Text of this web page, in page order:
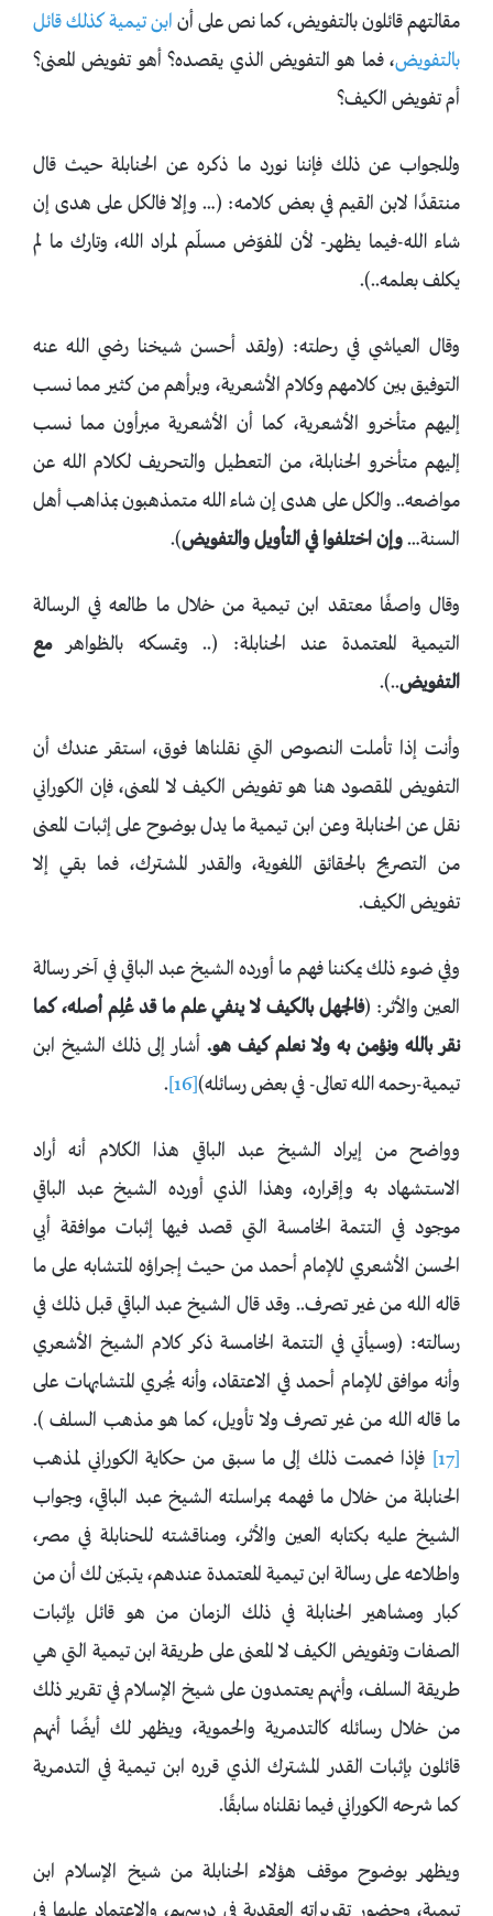
مقالتهم قائلون بالتفويض، كما نص على أن ابن تيمية كذلك قائل
بالتفويض، فما هو التفويض الذي يقصده؟ أهو تفويض المعنى؟
أم تفويض الكيف؟
وللجواب عن ذلك فإننا نورد ما ذكره عن الحنابلة حيث قال
منتقدًا لابن القيم في بعض كلامه: (… وإلا فالكل على هدى إن
شاء الله-فيما يظهر- لأن المفوّض مسلّم لمراد الله، وتارك ما لم
يكلف بعلمه..).
وقال العياشي في رحلته: (ولقد أحسن شيخنا رضي الله عنه
التوفيق بين كلامهم وكلام الأشعرية، وبرأهم من كثير مما نسب
إليهم متأخرو الأشعرية، كما أن الأشعرية مبرأون مما نسب
إليهم متأخرو الحنابلة، من التعطيل والتحريف لكلام الله عن
مواضعه.. والكل على هدى إن شاء الله متمذهبون بمذاهب أهل
السنة…وإن اختلفوا في التأويل والتفويض).
وقال واصفًا معتقد ابن تيمية من خلال ما طالعه في الرسالة
التيمية المعتمدة عند الحنابلة: (.. وتمسكه بالظواهرمع
التفويض..).
وأنت إذا تأملت النصوص التي نقلناها فوق، استقر عندك أن
التفويض المقصود هنا هو تفويض الكيف لا المعنى، فإن الكوراني
نقل عن الحنابلة وعن ابن تيمية ما يدل بوضوح على إثبات المعنى
من التصريح بالحقائق اللغوية، والقدر المشترك، فما بقي إلا
تفويض الكيف.
وفي ضوء ذلك يمكننا فهم ما أورده الشيخ عبد الباقي في آخر رسالة
العين والأثر: (فالجهل بالكيف لا ينفي علم ما قد عُلِم أصله، كما
نقر بالله ونؤمن به ولا نعلم كيف هو. أشار إلى ذلك الشيخ ابن
تيمية-رحمه الله تعالى- في بعض رسائله)[16]
.
وواضح من إيراد الشيخ عبد الباقي هذا الكلام أنه أراد
الاستشهاد به وإقراره، وهذا الذي أورده الشيخ عبد الباقي
موجود في التتمة الخامسة التي قصد فيها إثبات موافقة أبي
الحسن الأشعري للإمام أحمد من حيث إجراؤه المتشابه على ما
قاله الله من غير تصرف.. وقد قال الشيخ عبد الباقي قبل ذلك في
رسالته: (وسيأتي في التتمة الخامسة ذكر كلام الشيخ الأشعري
وأنه موافق للإمام أحمد في الاعتقاد، وأنه يُجري المتشابهات على
ما قاله الله من غير تصرف ولا تأويل، كما هو مذهب السلف ).
[17]
فإذا ضممت ذلك إلى ما سبق من حكاية الكوراني لمذهب
الحنابلة من خلال ما فهمه بمراسلته الشيخ عبد الباقي، وجواب
الشيخ عليه بكتابه العين والأثر، ومناقشته للحنابلة في مصر،
واطلاعه على رسالة ابن تيمية المعتمدة عندهم، يتبيّن لك أن من
كبار ومشاهير الحنابلة في ذلك الزمان من هو قائل بإثبات
الصفات وتفويض الكيف لا المعنى على طريقة ابن تيمية التي هي
طريقة السلف، وأنهم يعتمدون على شيخ الإسلام في تقرير ذلك
من خلال رسائله كالتدمرية والحموية، ويظهر لك أيضًا أنهم
قائلون بإثبات القدر المشترك الذي قرره ابن تيمية في التدمرية
كما شرحه الكوراني فيما نقلناه سابقًا.
ويظهر بوضوح موقف هؤلاء الحنابلة من شيخ الإسلام ابن